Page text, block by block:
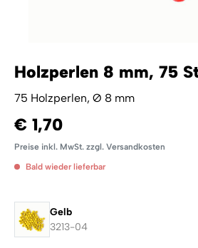
Holzperlen 8 mm, 75
75 Holzperlen, Ø 8 mm
€ 1,70
Preise inkl. MwSt. zzgl. Versandkosten
Bald wieder lieferbar
Gelb
3213-04